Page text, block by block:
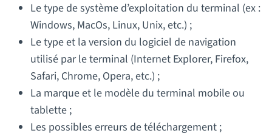
Le type de système d’exploitation du terminal (ex :
Windows, MacOs, Linux, Unix, etc.) ;
Le type et la version du logiciel de navigation
utilisé par le terminal (Internet Explorer, Firefox,
Safari, Chrome, Opera, etc.) ;
La marque et le modèle du terminal mobile ou
tablette ;
Les possibles erreurs de téléchargement ;